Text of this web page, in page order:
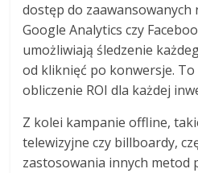
dostęp do zaawansowanych
Google Analytics czy
umożliwiają śledzenie
od kliknięć po konwersje. To
obliczenie ROI dla każdej
Z kolei kampanie offline,
telewizyjne czy billboardy,
zastosowania innych metod